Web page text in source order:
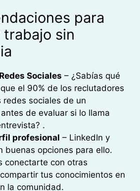
para
sin
Redes Sociales – ¿Sabías qué
el 90% de los reclutadores
redes sociales de un
de evaluar si lo llama
.
profesional – LinkedIn y
buenas opciones para ello.
conectarte con otras
tus conocimientos en
la comunidad.